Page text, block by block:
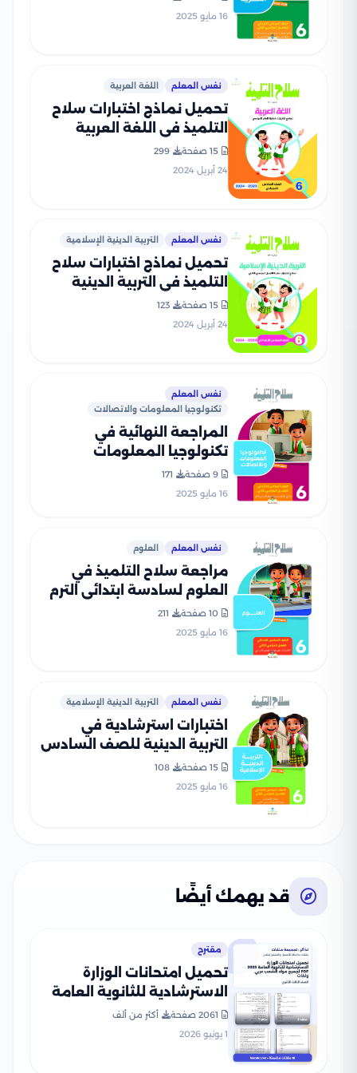
16 مايو 2025
نفس المعلم اللغة العربية
تحميل نماذج اختبارات سلاح
التلميذ في اللغة العربية
للصف السادس الابتدائي مع
إجاباتها النموذجية
15 صفحة
299
24 أبريل 2024
نفس المعلم التربية الدينية الإسلامية
تحميل نماذج اختبارات سلاح
التلميذ في التربية الدينية
الاسلامية للصف السادس
الابتدائي مع إجاباتها
15 صفحة
123
24 أبريل 2024
نفس المعلم
تكنولوجيا المعلومات والاتصالات
المراجعة النهائية في
تكنولوجيا المعلومات
والاتصالات للصف السادس
9 صفحة
171
16 مايو 2025
نفس المعلم العلوم
مراجعة سلاح التلميذ في
العلوم لسادسة ابتدائي الترم
الثاني PDF بالاجابات
10 صفحة
211
16 مايو 2025
نفس المعلم التربية الدينية الإسلامية
اختبارات استرشادية في
التربية الدينية للصف السادس
الابتدائي الترم الثاني من سلاح
التلميذ PDF بالاجابات
15 صفحة
108
16 مايو 2025
قد يهمك أيضًا
مقترح
تحميل امتحانات الوزارة
الاسترشادية للثانوية العامة
2025 PDF لجميع مواد
الشعب عربي ولغات
2061 صفحة
أكثر من ألف
1 يونيو 2026